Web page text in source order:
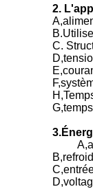
2.
C.
3.